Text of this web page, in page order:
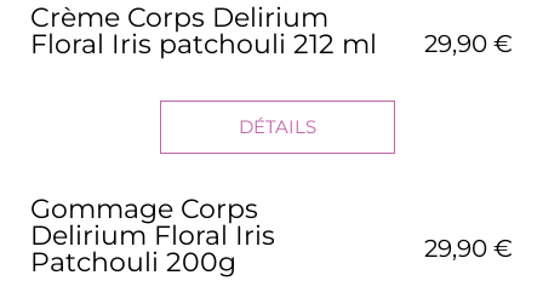
Crème Corps Delirium
Floral Iris patchouli 212 ml
29,90 €
DÉTAILS
Gommage Corps
Delirium Floral Iris
Patchouli 200g
29,90 €